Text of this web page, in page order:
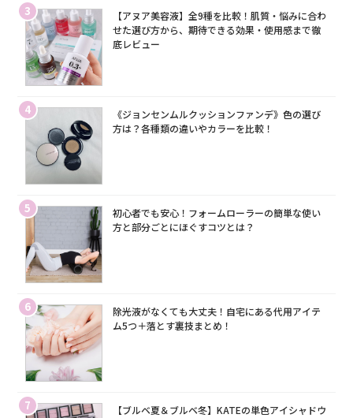
3
【アヌア美容液】全9種を比較！肌質・悩みに合わ
せた選び方から、期待できる効果・使用感まで徹
底レビュー
4
《ジョンセンムルクッションファンデ》色の選び
方は？各種類の違いやカラーを比較！
5
初心者でも安心！フォームローラーの簡単な使い
方と部分ごとにほぐすコツとは？
6
除光液がなくても大丈夫！自宅にある代用アイテ
ム5つ＋落とす裏技まとめ！
7
【ブルベ夏＆ブルベ冬】KATEの単色アイシャドウ